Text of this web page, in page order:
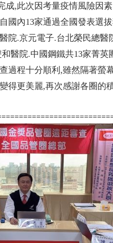
成,此次因考量疫情風險因
國內13家通過全國發表
院.京元電子.台北榮民總
醫院.中國鋼鐵共13家菁
過程十分順利,雖然隔著螢
得更美麗,再次感謝各圈的